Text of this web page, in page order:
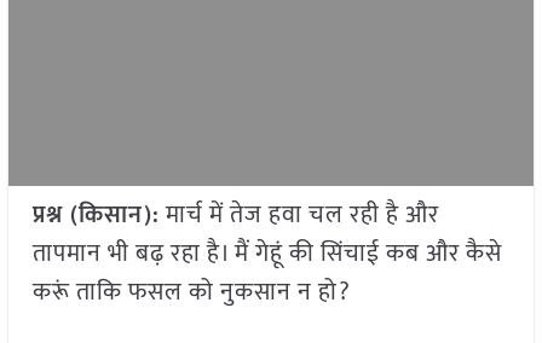
प्रश्न (किसान):मार्च में तेज हवा चल रही है और
तापमान भी बढ़ रहा है। मैं गेहूं की सिंचाई कब और कैसे
करूं ताकि फसल को नुकसान न हो?